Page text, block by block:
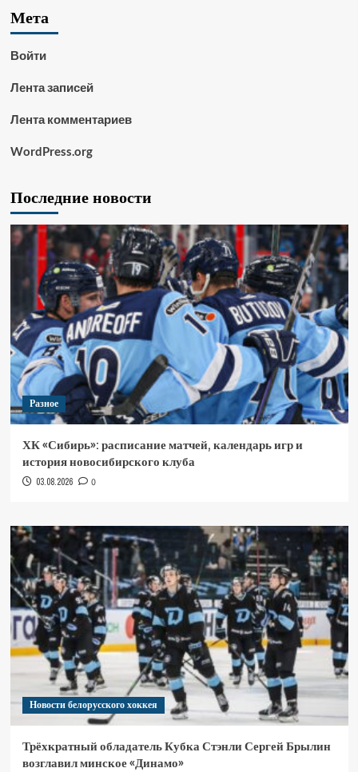
Мета
Войти
Лента записей
Лента комментариев
WordPress.org
Последние новости
Разное
ХК «Сибирь»: расписание матчей, календарь игр и
история новосибирского клуба
03.08.2026 0
Новости белорусского хоккея
Трёхкратный обладатель Кубка Стэнли Сергей Брылин
возглавил минское «Динамо»